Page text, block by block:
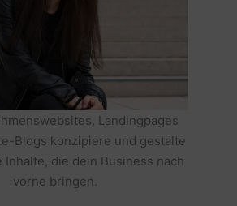
Landingpages
Blogs konzipiere und gestalte
Inhalte, die dein Business nach
vorne bringen.